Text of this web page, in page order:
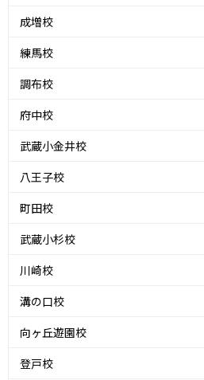
成増校
練馬校
調布校
府中校
武蔵小金井校
八王子校
町田校
武蔵小杉校
川崎校
溝の口校
向ヶ丘遊園校
登戸校